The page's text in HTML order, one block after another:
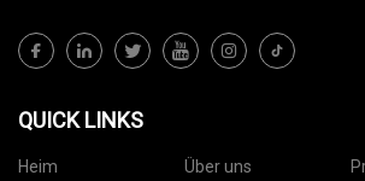
QUICK LINKS
Heim Über uns